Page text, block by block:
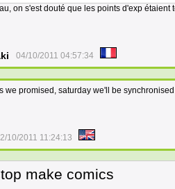
on s'est douté que les points d'exp étaient
04/10/2011 04:57:34
we promised, saturday we'll be
10/2011 11:24:13
make comics